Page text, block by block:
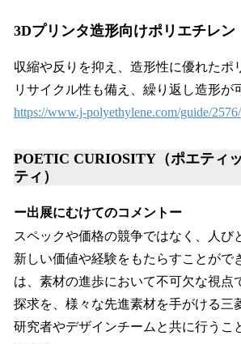
3Dプリンタ造形向けポリエチレン
収縮や反りを抑え、造形性に優れたポ
リサイクル性も備え、繰り返し造形が
https://www.j-polyethylene.com/guide/2576/
POETIC CURIOSITY（ポエティ
ティ）
ー出展にむけてのコメントー
スペックや価格の競争ではなく、人び
新しい価値や経験をもたらすことがで
は、素材の進歩において不可欠な視点
探求を、様々な先進素材を手がける三
研究者やデザインチームと共に行うこ